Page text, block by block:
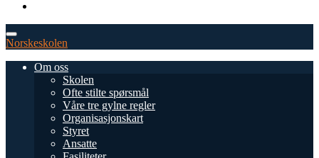
Norskeskolen
Om oss
Skolen
Ofte stilte spørsmål
Våre tre gylne regler
Organisasjonskart
Styret
Ansatte